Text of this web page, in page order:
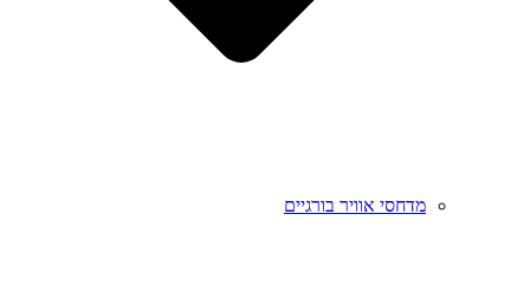
מדחסי אוויר בורגיים